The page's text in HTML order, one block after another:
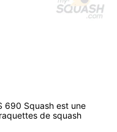
690 Squash est une
de squash